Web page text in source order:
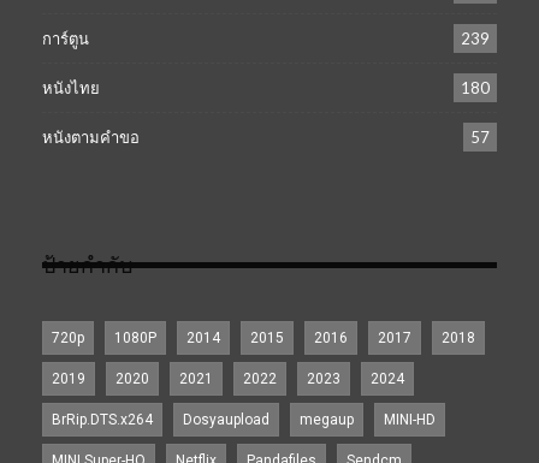
การ์ตูน 239
หนังไทย 180
หนังตามคำขอ 57
ป้ายกำกับ
720p 1080P 2014 2015 2016 2017 2018
2019 2020 2021 2022 2023 2024
BrRip.DTS.x264 Dosyaupload megaup MINI-HD